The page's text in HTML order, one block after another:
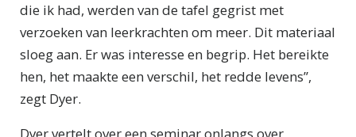
die ik had, werden van de tafel gegrist met
verzoeken van leerkrachten om meer. Dit materiaal
sloeg aan. Er was interesse en begrip. Het bereikte
hen, het maakte een verschil, het redde levens”,
zegt Dyer.